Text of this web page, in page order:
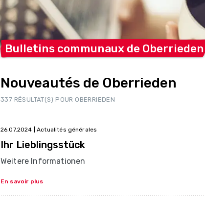
Bulletins communaux de Oberrieden
Nouveautés de Oberrieden
337 RÉSULTAT(S) POUR OBERRIEDEN
26.07.2024 | Actualités générales
Ihr Lieblingsstück
Weitere Informationen
En savoir plus